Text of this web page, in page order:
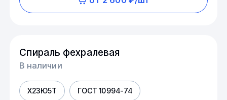
Спираль фехралевая
В наличии
Х23Ю5Т ГОСТ 10994-74